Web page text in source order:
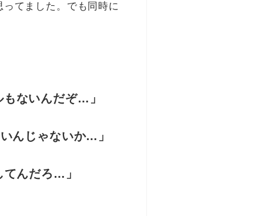
てました。でも同時に
もないんだぞ…」
んじゃないか…」
てんだろ…」